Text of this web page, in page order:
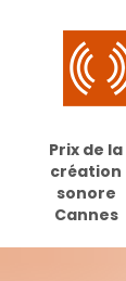
Prix de la
création
sonore
Cannes